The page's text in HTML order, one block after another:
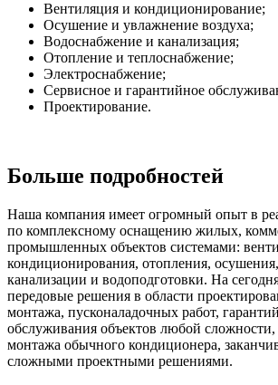
Вентиляция и кондиционирование;
Осушение и увлажнение воздуха;
Водоснабжение и канализация;
Отопление и теплоснабжение;
Электроснабжение;
Сервисное и гарантийное
Проектирование.
Больше подробностей
Наша компания имеет огромный опыт в
по комплексному оснащению жилых,
промышленных объектов системами:
кондиционирования, отопления,
канализации и водоподготовки. На
передовые решения в области
монтажа, пусконаладочных работ,
обслуживания объектов любой сложности,
монтажа обычного кондиционера,
сложными проектными решениями.